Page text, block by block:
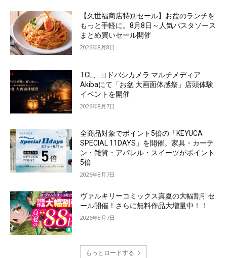
【久世福商店特別セール】お盆のランチを
もっと手軽に。8月8日～人気パスタソース
まとめ買いセール開催
2026年8月8日
TCL、ヨドバシカメラ マルチメディア
Akibaにて「お盆 大画面体感祭」店頭体験
イベントを開催
2026年8月7日
全商品対象でポイント5倍の「KEYUCA
SPECIAL 11DAYS」を開催。家具・カーテ
ン・雑貨・アパレル・スイーツがポイント
5倍
2026年8月7日
ヴァルキリーコミックス真夏の大幅割引セ
ール開催！さらに無料作品大増量中！！
2026年8月7日
もっとロードする